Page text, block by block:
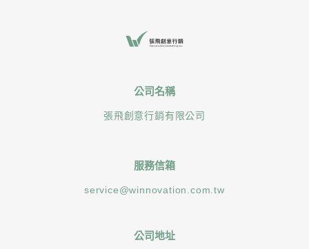
公司名稱
張飛創意行銷有限公司
服務信箱
service@winnovation.com.tw
公司地址